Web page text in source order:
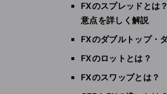
FXのスプレッドとは
意点を詳しく解説
FXのダブルトップ・
FXのロットとは？
FXのスワップとは？